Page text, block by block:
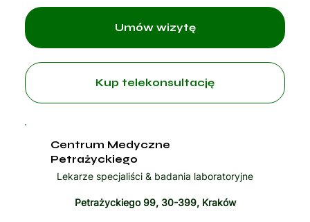
Kup telekonsultację
Centrum Medyczne
Petrażyckiego
Lekarze specjaliści & badania laboratoryjne
Petrażyckiego 99, 30-399, Kraków
Umów wizytę